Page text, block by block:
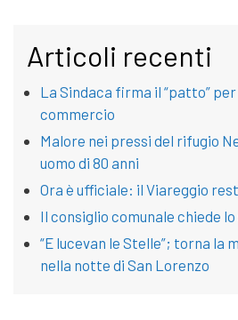
Articoli recenti
La Sindaca firma il “patto”
commercio
Malore nei pressi del rifugio
uomo di 80 anni
Ora è ufficiale: il Viareggio
Il consiglio comunale chiede
“E lucevan le Stelle”; torna la
nella notte di San Lorenzo